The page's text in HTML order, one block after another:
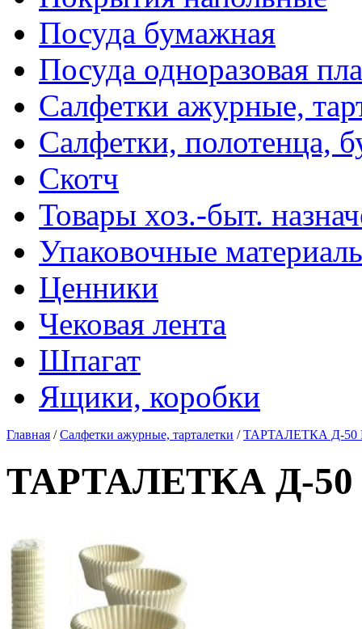
Посуда бумажная
Посуда одноразовая
Салфетки ажурные,
Салфетки, полотенца,
Скотч
Товары хоз.-быт.
Упаковочные
Ценники
Чековая лента
Шпагат
Ящики, коробки
Главная /Салфетки ажурные, тарталетки /ТАРТАЛЕТКА Д-50
ТАРТАЛЕТКА Д-50